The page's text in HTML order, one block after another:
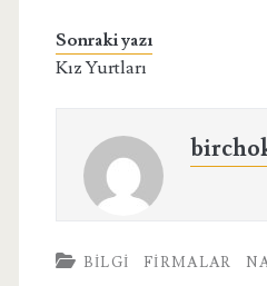
Sonraki yazı
Kız Yurtları
BILGI FIRMALAR